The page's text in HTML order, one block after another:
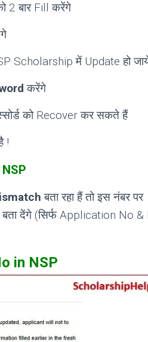
2 बार Fill करेंगे
Scholarship में Update हो
करेंगे
को Recover कर सकते हैं
!
बता रहा हैं तो इस नंबर पर
बता देंगे (सिर्फ Application No &
in NSP